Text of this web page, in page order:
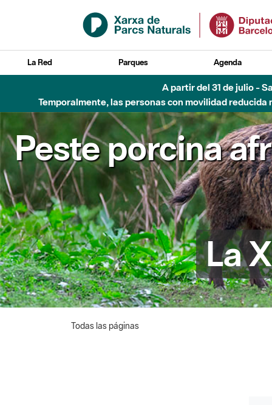
Saltar al contenido principal
La Red Parques Agenda
Hasta diciembre de 2026 - Parque Fluvial
Peste porcina
La